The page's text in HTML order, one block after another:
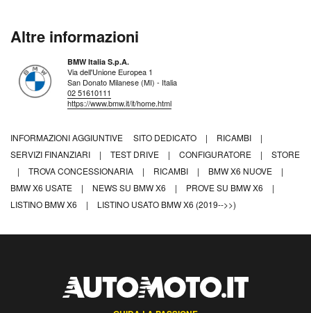
Altre informazioni
BMW Italia S.p.A.
Via dell'Unione Europea 1
San Donato Milanese (MI) - Italia
02 51610111
https://www.bmw.it/it/home.html
INFORMAZIONI AGGIUNTIVE SITO DEDICATO | RICAMBI
|
SERVIZI FINANZIARI
| TEST DRIVE | CONFIGURATORE |
STORE
|
TROVA CONCESSIONARIA | RICAMBI | BMW X6 NUOVE
|
BMW X6 USATE
| NEWS SU BMW X6 | PROVE SU BMW X6
|
LISTINO BMW X6
| LISTINO USATO BMW X6 (2019-->>)